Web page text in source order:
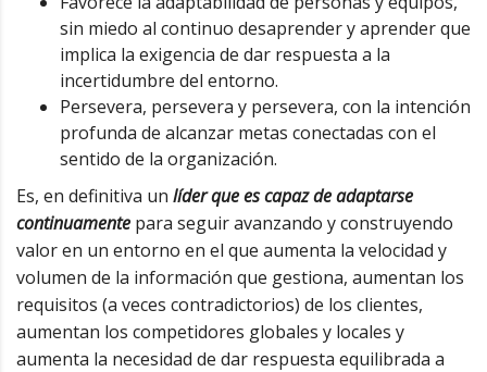
sin miedo al continuo desaprender y aprender que
implica la exigencia de dar respuesta a la
incertidumbre del entorno.
Persevera, persevera y persevera, con la intención
profunda de alcanzar metas conectadas con el
sentido de la organización.
Es, en definitiva un líder que es capaz de adaptarse
continuamente para seguir avanzando y construyendo
valor en un entorno en el que aumenta la velocidad y
volumen de la información que gestiona, aumentan los
requisitos (a veces contradictorios) de los clientes,
aumentan los competidores globales y locales y
aumenta la necesidad de dar respuesta equilibrada a